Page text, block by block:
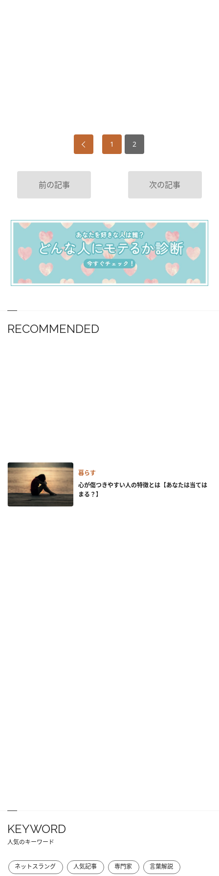
1 2
前の記事 次の記事
RECOMMENDED
暮らす
心が傷つきやすい人の特徴とは【あなたは当ては
まる？】
KEYWORD
人気のキーワード
ネットスラング 人気記事 専門家
言葉解説